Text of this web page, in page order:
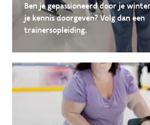
Ben je gepassioneerd door je
je kennis doorgeven? Volg dan een
trainersopleiding.